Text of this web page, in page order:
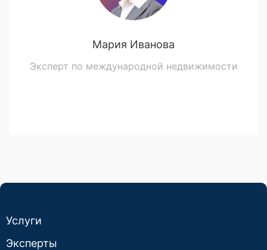
Мария Иванова
Эксперт по международной недвижимости
Услуги
Эксперты